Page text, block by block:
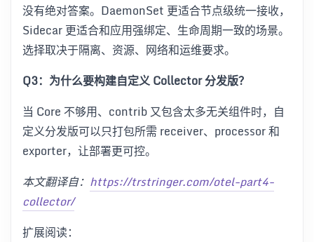
没有绝对答案。DaemonSet 更适合节点级统一接收，
Sidecar 更适合和应用强绑定、生命周期一致的场景。
选择取决于隔离、资源、网络和运维要求。
Q3：为什么要构建自定义 Collector 分发版？
当 Core 不够用、contrib 又包含太多无关组件时，自
定义分发版可以只打包所需 receiver、processor 和
exporter，让部署更可控。
本文翻译自： https://trstringer.com/otel-part4-
collector/
扩展阅读：